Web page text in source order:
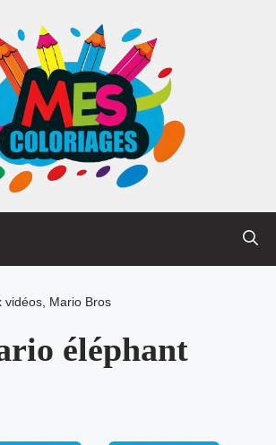
vidéos, Mario Bros
éléphant